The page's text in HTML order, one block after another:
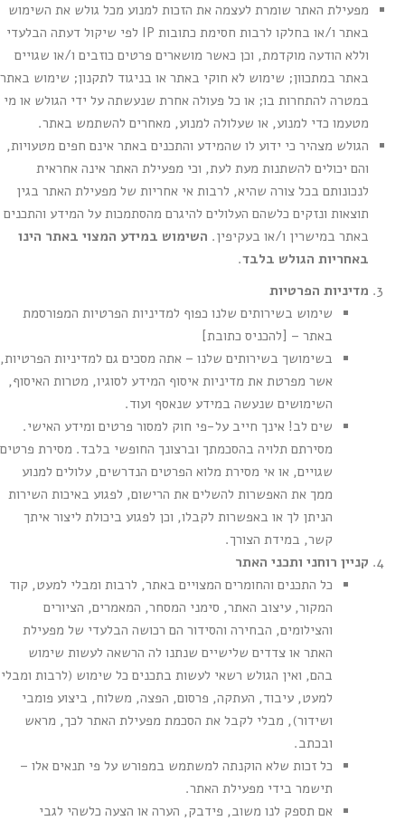
מפעילת האתר שומרת לעצמה את הזכות למנוע מכל גולש את השימוש
באתר ו/או בחלקו לרבות חסימת כתובות IP לפי שיקול דעתה הבלעדי
וללא הודעה מוקדמת, וכן כאשר מושארים פרטים כוזבים ו/או שגויים
באתר במתכוון; שימוש לא חוקי באתר או בניגוד לתקנון; שימוש באתר
במטרה להתחרות בו; או כל פעולה אחרת שנעשתה על ידי הגולש או מי
מטעמו כדי למנוע, או שעלולה למנוע, מאחרים להשתמש באתר.
הגולש מצהיר כי ידוע לו שהמידע והתכנים באתר אינם חפים מטעויות,
והם יכולים להשתנות מעת לעת, וכי מפעילת האתר אינה אחראית
לנכונותם בכל צורה שהיא, לרבות אי אחריות של מפעילת האתר בגין
תוצאות ונזקים כלשהם העלולים להיגרם מהסתמכות על המידע והתכנים
באתר במישרין ו/או בעקיפין. השימוש במידע המצוי באתר הינו
באחריות הגולש בלבד.
מדיניות הפרטיות
שימוש בשירותים שלנו כפוף למדיניות הפרטיות המפורסמת
באתר – [להכניס כתובת]
בשימושך בשירותים שלנו – אתה מסכים גם למדיניות הפרטיות,
אשר מפרטת את מדיניות איסוף המידע לסוגיו, מטרות האיסוף,
השימושים שנעשה במידע שנאסף ועוד.
שים לב! אינך חייב על-פי חוק למסור פרטים ומידע האישי.
מסירתם תלויה בהסכמתך וברצונך החופשי בלבד. מסירת פרטים
שגויים, או אי מסירת מלוא הפרטים הנדרשים, עלולים למנוע
ממך את האפשרות להשלים את הרישום, לפגוע באיכות השירות
הניתן לך או באפשרות לקבלו, וכן לפגוע ביכולת ליצור איתך
קשר, במידת הצורך.
קניין רוחני ותכני האתר
כל התכנים והחומרים המצויים באתר, לרבות ומבלי למעט, קוד
המקור, עיצוב האתר, סימני המסחר, המאמרים, הציורים
והצילומים, הבחירה והסידור הם רכושה הבלעדי של מפעילת
האתר או צדדים שלישיים שנתנו לה הרשאה לעשות שימוש
בהם, ואין הגולש רשאי לעשות בתכנים כל שימוש (לרבות ומבלי
למעט, עיבוד, העתקה, פרסום, הפצה, משלוח, ביצוע פומבי
ושידור), מבלי לקבל את הסכמת מפעילת האתר לכך, מראש
ובכתב.
כל זכות שלא הוקנתה למשתמש במפורש על פי תנאים אלו –
תישמר בידי מפעילת האתר.
אם תספק לנו משוב, פידבק, הערה או הצעה כלשהי לגבי